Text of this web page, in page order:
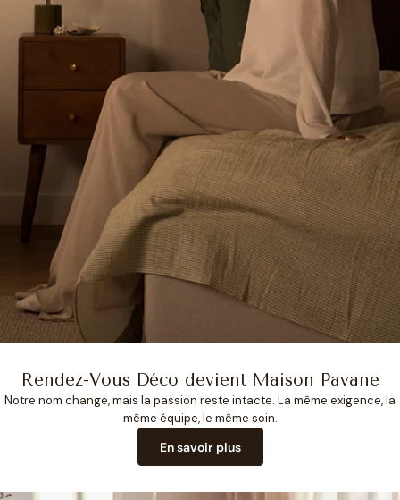
Rendez-Vous Déco devient Maison Pavane
Notre nom change, mais la passion reste intacte. La même exigence, la
même équipe, le même soin.
En savoir plus